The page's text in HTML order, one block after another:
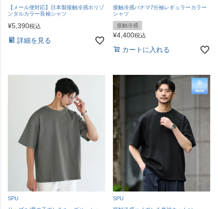
【メール便対応】日本製接触冷感ホリゾ
ンタルカラー長袖シャツ
¥5,390税込
詳細を見る
接触冷感パナマ7分袖レギュラーカラー
シャツ
接触冷感
¥4,400税込
カートに入れる
SPU
SPU